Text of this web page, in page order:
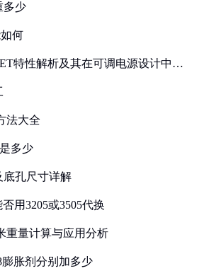
多少
何
特性解析及其在可调电源设计中的
法大全
多少
底孔尺寸详解
用3205或3505代换
重量计算与应用分析
胀剂分别加多少